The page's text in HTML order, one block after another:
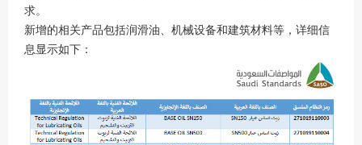
求。
新增的相关产品包括润滑油、机械设备和建筑材料等，详细信
息显示如下：